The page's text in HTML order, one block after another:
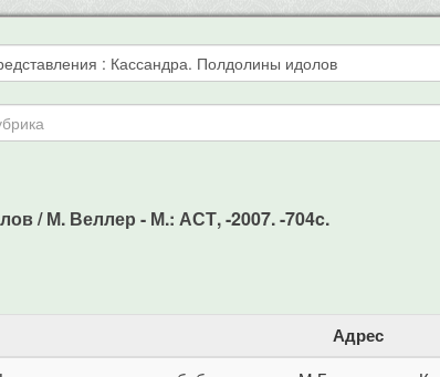
/ М. Веллер - М.: АСТ, -2007. -704c.
Адрес